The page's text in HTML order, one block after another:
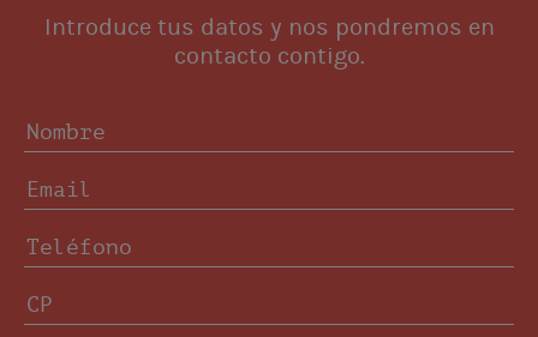
Introduce tus datos y nos pondremos en
contacto contigo.